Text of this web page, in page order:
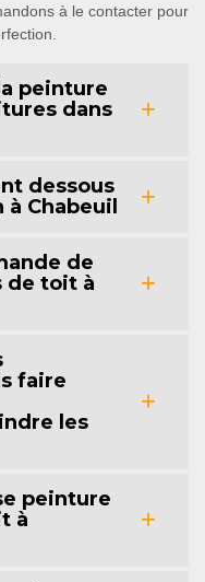
à le contacter pour
peinture
dans
dessous
Chabeuil
de
de toit à
faire
les
peinture
à